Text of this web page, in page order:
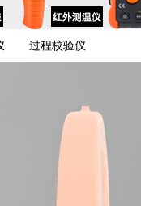
过程校验仪